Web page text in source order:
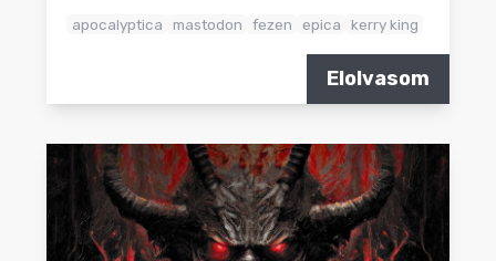
apocalyptica mastodon fezen epica kerry king
Elolvasom